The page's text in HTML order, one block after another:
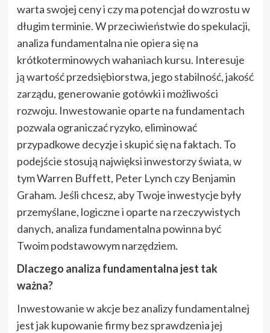
warta swojej ceny i czy ma potencjał do wzrostu w
długim terminie. W przeciwieństwie do spekulacji,
analiza fundamentalna nie opiera się na
krótkoterminowych wahaniach kursu. Interesuje
ją wartość przedsiębiorstwa, jego stabilność, jakość
zarządu, generowanie gotówki i możliwości
rozwoju. Inwestowanie oparte na fundamentach
pozwala ograniczać ryzyko, eliminować
przypadkowe decyzje i skupić się na faktach. To
podejście stosują najwięksi inwestorzy świata, w
tym Warren Buffett, Peter Lynch czy Benjamin
Graham. Jeśli chcesz, aby Twoje inwestycje były
przemyślane, logiczne i oparte na rzeczywistych
danych, analiza fundamentalna powinna być
Twoim podstawowym narzędziem.
Dlaczego analiza fundamentalna jest tak
ważna?
Inwestowanie w akcje bez analizy fundamentalnej
jest jak kupowanie firmy bez sprawdzenia jej